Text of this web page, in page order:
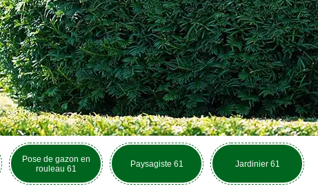
Pose de gazon en
rouleau 61
Paysagiste 61 Jardinier 61